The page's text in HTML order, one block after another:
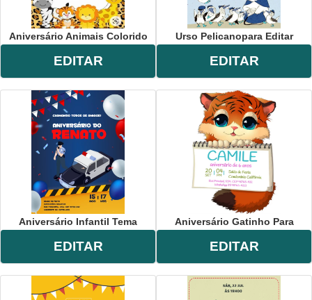
Aniversário Animais Colorido
EDITAR
Urso Pelicanopara Editar
EDITAR
Aniversário Infantil Tema
EDITAR
Aniversário Gatinho Para
EDITAR